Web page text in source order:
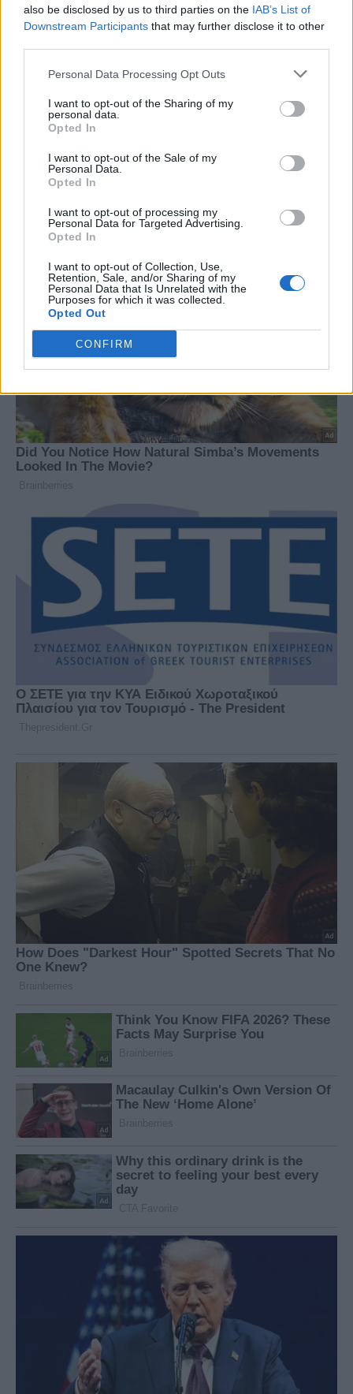
also be disclosed by us to third parties on the IAB’s List of
Downstream Participants that may further disclose it to other
Personal Data Processing Opt Outs
I want to opt-out of the Sharing of my
personal data.
Opted In
I want to opt-out of the Sale of my
Personal Data.
Opted In
I want to opt-out of processing my
Personal Data for Targeted Advertising.
Opted In
I want to opt-out of Collection, Use,
Retention, Sale, and/or Sharing of my
Personal Data that Is Unrelated with the
Purposes for which it was collected.
Opted Out
CONFIRM